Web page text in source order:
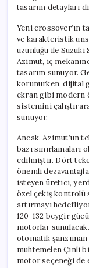
tasarım detayları
Yeni crossover’ın
ve karakteristik
uzunluğu ile
Azimut, iç
tasarım sunuyor.
korunurken, dijital
ekran gibi modern
sistemini
sunuyor.
Ancak, Azimut’un
bazı
edilmiştir. Dört
önemli
isteyen üretici,
özel çekiş kontrolü
artırmayı
120-132 beygir
motorlar
otomatik
muhtemelen Çinli
motor seçeneği de